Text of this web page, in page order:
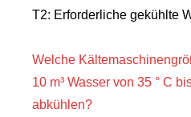
T2: Erforderliche gekühlte
Welche
10 m³ Wasser von 35 ° C
abkühlen?